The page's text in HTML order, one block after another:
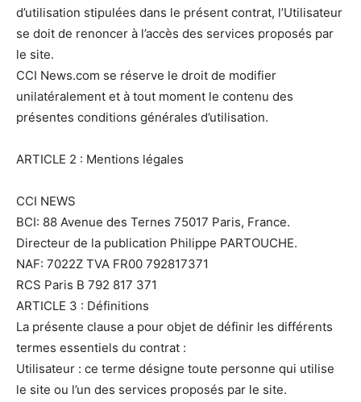
d’utilisation stipulées dans le présent contrat, l’Utilisateur
se doit de renoncer à l’accès des services proposés par
le site.
CCI News.com se réserve le droit de modifier
unilatéralement et à tout moment le contenu des
présentes conditions générales d’utilisation.
ARTICLE 2 : Mentions légales
CCI NEWS
BCI: 88 Avenue des Ternes 75017 Paris, France.
Directeur de la publication Philippe PARTOUCHE.
NAF: 7022Z TVA FR00 792817371
RCS Paris B 792 817 371
ARTICLE 3 : Définitions
La présente clause a pour objet de définir les différents
termes essentiels du contrat :
Utilisateur : ce terme désigne toute personne qui utilise
le site ou l’un des services proposés par le site.